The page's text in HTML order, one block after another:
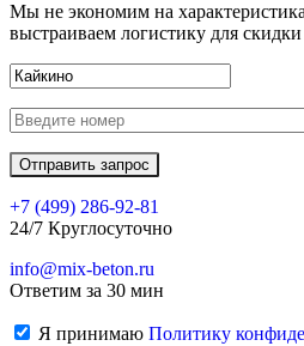
Мы не экономим на
выстраиваем логистику для скидки
+7 (499) 286-92-81
24/7 Круглосуточно
info@mix-beton.ru
Ответим за 30 мин
Я принимаю Политику